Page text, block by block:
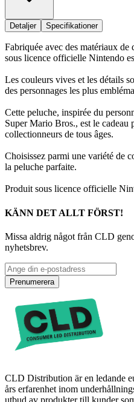
Detaljer Specifikationer
Fabriquée avec des matériaux de
sous licence officielle Nintendo
Les couleurs vives et les détails
des personnages les plus
Cette peluche, inspirée du
Super Mario Bros., est le cadeau
collectionneurs de tous âges.
Choisissez parmi une variété de
la peluche parfaite.
Produit sous licence officielle
KÄNN DET ALLT FÖRST!
Missa aldrig något från CLD
nyhetsbrev.
Prenumerera
CLD Distribution är en ledande
års erfarenhet inom
utbud av produkter till kunder